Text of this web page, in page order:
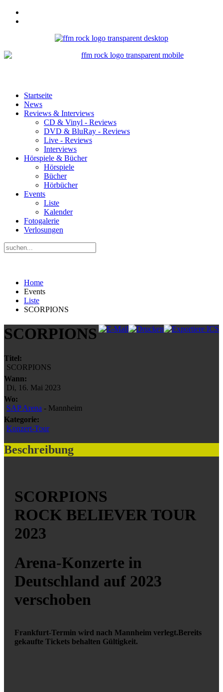
Startseite
News
Reviews & Interviews
CD & Vinyl - Reviews
DVD & BluRay - Reviews
Live - Reviews
Interviews
Hörspiele & Bücher
Hörspiele
Bücher
Hörbücher
Events
Liste
Kalender
Fotogalerie
Verlosungen
Home
Events
Liste
SCORPIONS
SCORPIONS
Titel:
SCORPIONS
Wann:
Di, 16. Mai 2023
Wo:
SAP Arena - Mannheim
Kategorie:
Konzert-Tour
Beschreibung
SCORPIONS
ROCK BELIEVER TOUR
2023
Arena-Konzerte in
Deutschland auf 2023
verschoben
Frankfurt-Termin wird nach Mannheim verlegt.Bereits
gekaufte Tickets behalten Gültigkeit.